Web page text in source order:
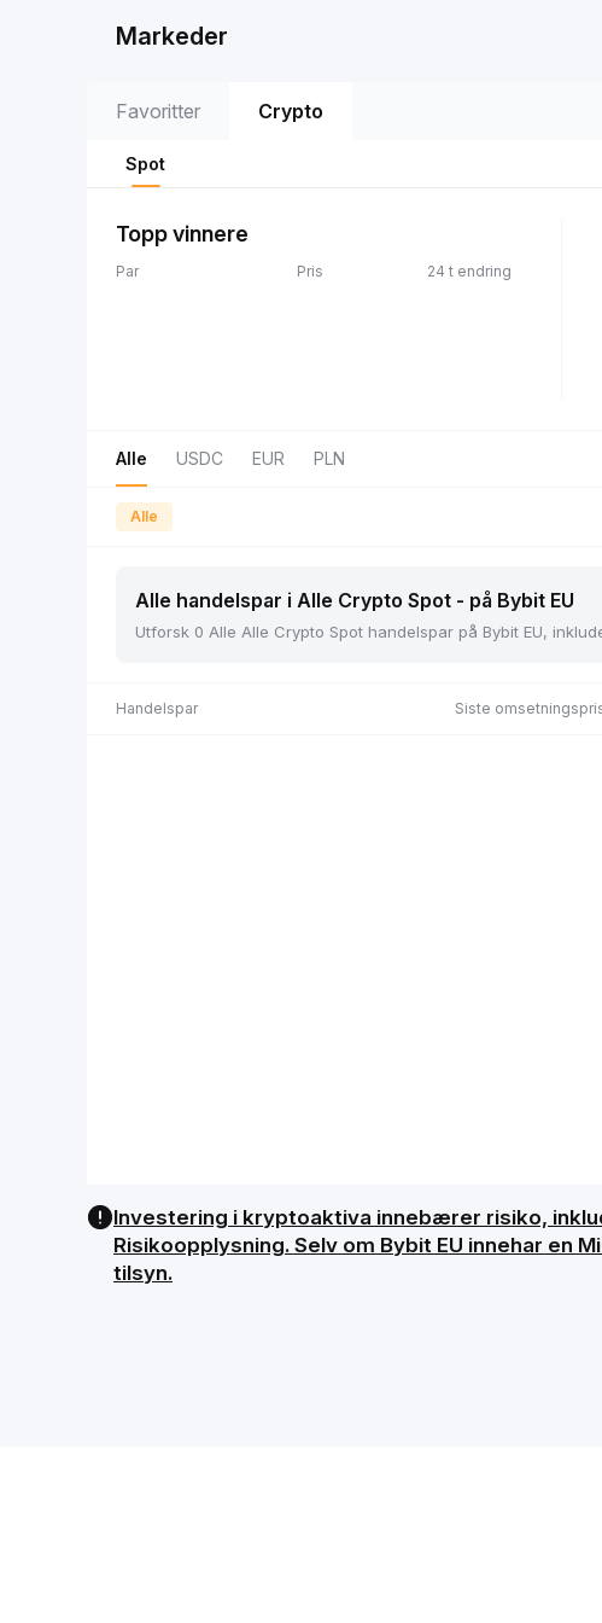
Markeder
Favoritter Crypto
Spot
Topp vinnere
Par Pris 24 t endring
Alle USDC EUR PLN
Alle
Alle handelspar i Alle Crypto Spot - på Bybit EU
Utforsk 0 Alle Alle Crypto Spot handelspar på Bybit EU,
Handelspar Siste
Investering i kryptoaktiva innebærer risiko,
Risikoopplysning. Selv om Bybit EU innehar
tilsyn.